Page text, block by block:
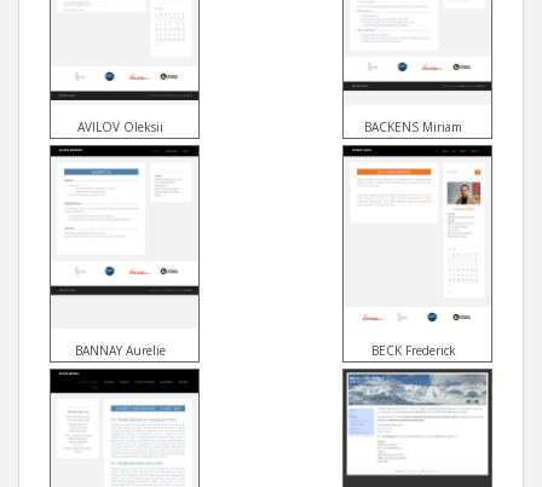
AVILOV Oleksii BACKENS Miriam
BANNAY Aurelie BECK Frederick